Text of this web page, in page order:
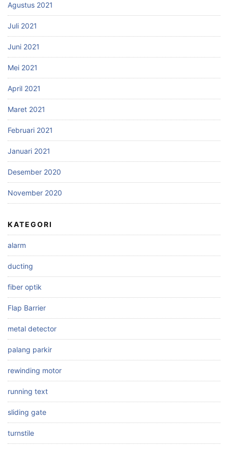
Agustus 2021
Juli 2021
Juni 2021
Mei 2021
April 2021
Maret 2021
Februari 2021
Januari 2021
Desember 2020
November 2020
KATEGORI
alarm
ducting
fiber optik
Flap Barrier
metal detector
palang parkir
rewinding motor
running text
sliding gate
turnstile